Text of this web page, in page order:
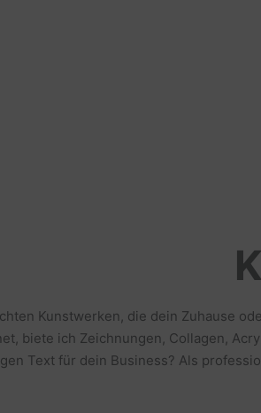
Kunstwerken, die dein Zuhause
biete ich Zeichnungen, Collagen,
Text für dein Business? Als